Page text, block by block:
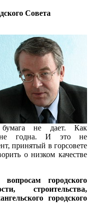
Совета
бумага не дает. Как
не годна. И это не
принятый в горсовете
о низком качестве
городского
строительства,
городского